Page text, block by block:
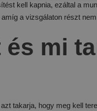
kell kapnia, ezáltal a
a vizsgálaton részt
mi
takarja, hogy meg kell